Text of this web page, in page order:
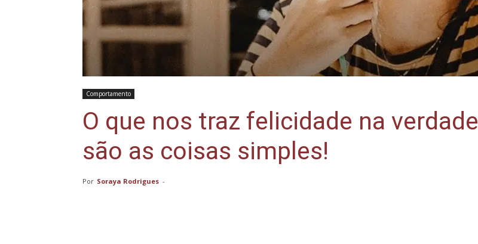
Comportamento
O que nos traz felicidade na verdade
são as coisas simples!
Por Soraya Rodrigues -